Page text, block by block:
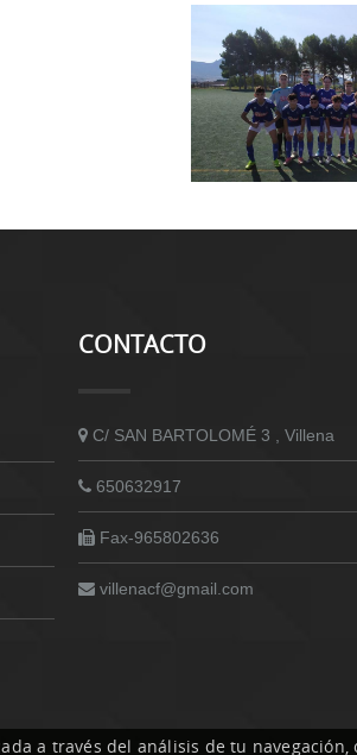
CONTACTO
C/ SAN BARTOLOMÉ 3 , Villena
650632917
Fax-965802636
villenacf@gmail.com
a través del análisis de tu navegación,